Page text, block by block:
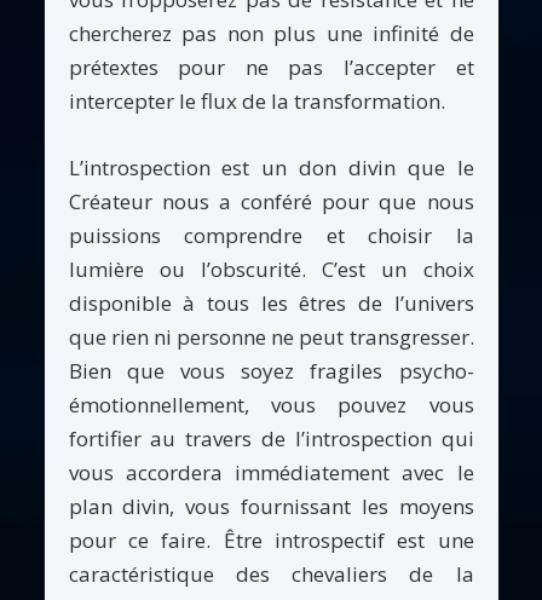
chercherez pas non plus une infinité de
prétextes pour ne pas l’accepter et
intercepter le flux de la transformation.
L’introspection est un don divin que le
Créateur nous a conféré pour que nous
puissions comprendre et choisir la
lumière ou l’obscurité. C’est un choix
disponible à tous les êtres de l’univers
que rien ni personne ne peut transgresser.
Bien que vous soyez fragiles psycho-
émotionnellement, vous pouvez vous
fortifier au travers de l’introspection qui
vous accordera immédiatement avec le
plan divin, vous fournissant les moyens
pour ce faire. Être introspectif est une
caractéristique des chevaliers de la